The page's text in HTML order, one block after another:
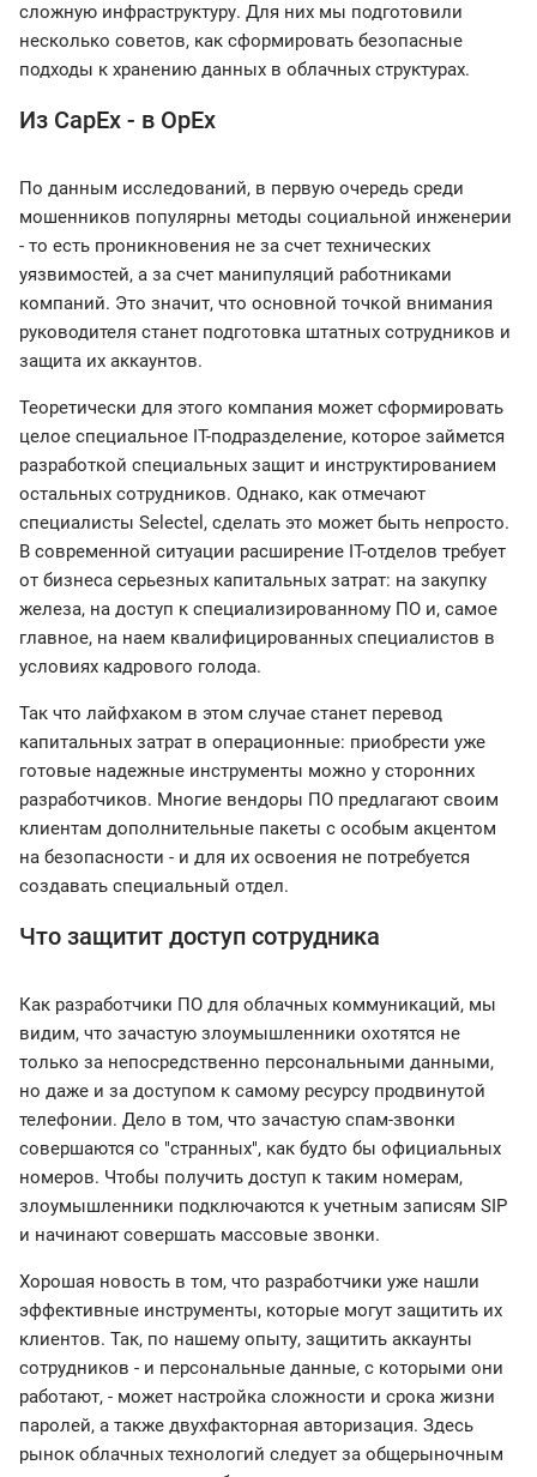
сложную инфраструктуру. Для них мы подготовили
несколько советов, как сформировать безопасные
подходы к хранению данных в облачных структурах.
Из CapEx - в OpEx
По данным исследований, в первую очередь среди
мошенников популярны методы социальной инженерии
- то есть проникновения не за счет технических
уязвимостей, а за счет манипуляций работниками
компаний. Это значит, что основной точкой внимания
руководителя станет подготовка штатных сотрудников и
защита их аккаунтов.
Теоретически для этого компания может сформировать
целое специальное IT-подразделение, которое займется
разработкой специальных защит и инструктированием
остальных сотрудников. Однако, как отмечают
специалисты Selectel, сделать это может быть непросто.
В современной ситуации расширение IT-отделов требует
от бизнеса серьезных капитальных затрат: на закупку
железа, на доступ к специализированному ПО и, самое
главное, на наем квалифицированных специалистов в
условиях кадрового голода.
Так что лайфхаком в этом случае станет перевод
капитальных затрат в операционные: приобрести уже
готовые надежные инструменты можно у сторонних
разработчиков. Многие вендоры ПО предлагают своим
клиентам дополнительные пакеты с особым акцентом
на безопасности - и для их освоения не потребуется
создавать специальный отдел.
Что защитит доступ сотрудника
Как разработчики ПО для облачных коммуникаций, мы
видим, что зачастую злоумышленники охотятся не
только за непосредственно персональными данными,
но даже и за доступом к самому ресурсу продвинутой
телефонии. Дело в том, что зачастую спам-звонки
совершаются со "странных", как будто бы официальных
номеров. Чтобы получить доступ к таким номерам,
злоумышленники подключаются к учетным записям SIP
и начинают совершать массовые звонки.
Хорошая новость в том, что разработчики уже нашли
эффективные инструменты, которые могут защитить их
клиентов. Так, по нашему опыту, защитить аккаунты
сотрудников - и персональные данные, с которыми они
работают, - может настройка сложности и срока жизни
паролей, а также двухфакторная авторизация. Здесь
рынок облачных технологий следует за общерыночным